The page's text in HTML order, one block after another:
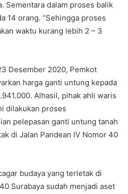
Sementara dalam proses balik
14 orang. “Sehingga proses
waktu kurang lebih 2 – 3
Desember 2020, Pemkot
harga ganti untung kepada
Alhasil, pihak ahli waris
dilakukan proses
pelepasan ganti untung tanah
di Jalan Pandean IV Nomor 40
budaya yang terletak di
Surabaya sudah menjadi aset